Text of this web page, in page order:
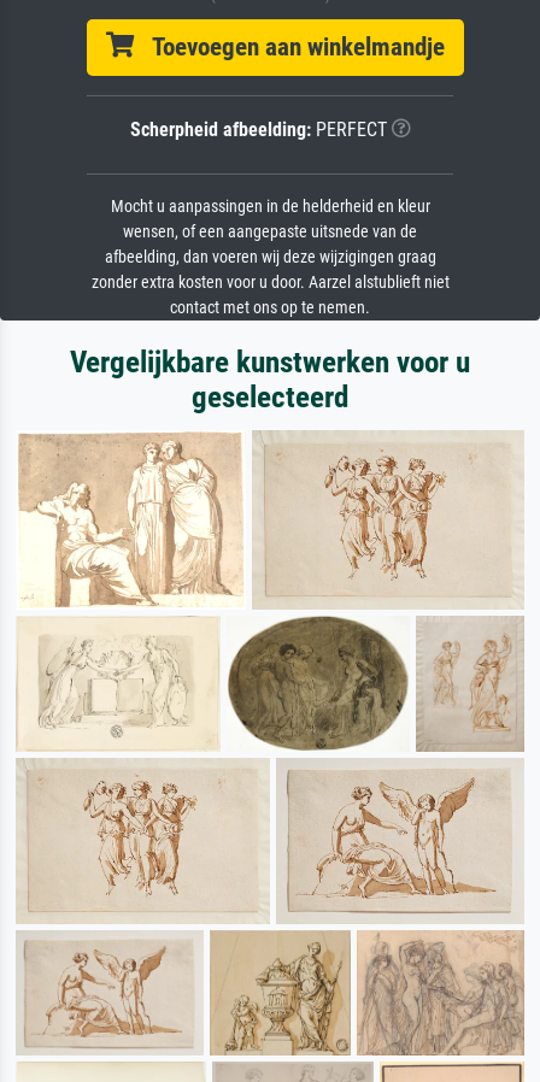
Toevoegen aan winkelmandje
Scherpheid afbeelding:PERFECT
Mocht u aanpassingen in de helderheid en kleur
wensen, of een aangepaste uitsnede van de
afbeelding, dan voeren wij deze wijzigingen graag
zonder extra kosten voor u door. Aarzel alstublieft niet
contact met ons op te nemen.
Vergelijkbare kunstwerken voor u
geselecteerd